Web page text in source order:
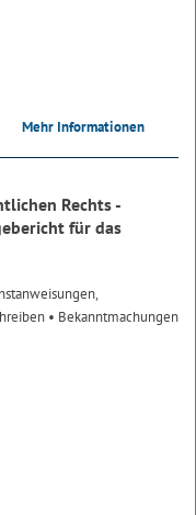
Mehr Informationen
Rechts -
für das
• Bekanntmachungen